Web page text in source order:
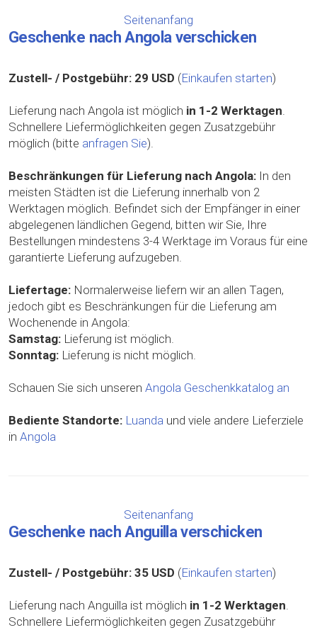
Seitenanfang
Geschenke nach Angola verschicken
Zustell- / Postgebühr: 29 USD (Einkaufen starten)
Lieferung nach Angola ist möglich in 1-2 Werktagen.
Schnellere Liefermöglichkeiten gegen Zusatzgebühr
möglich (bitte anfragen Sie).
Beschränkungen für Lieferung nach Angola: In den
meisten Städten ist die Lieferung innerhalb von 2
Werktagen möglich. Befindet sich der Empfänger in einer
abgelegenen ländlichen Gegend, bitten wir Sie, Ihre
Bestellungen mindestens 3-4 Werktage im Voraus für eine
garantierte Lieferung aufzugeben.
Liefertage: Normalerweise liefern wir an allen Tagen,
jedoch gibt es Beschränkungen für die Lieferung am
Wochenende in Angola:
Samstag: Lieferung ist möglich.
Sonntag: Lieferung is nicht möglich.
Schauen Sie sich unseren Angola Geschenkkatalog an
Bediente Standorte: Luanda und viele andere Lieferziele
in Angola
Seitenanfang
Geschenke nach Anguilla verschicken
Zustell- / Postgebühr: 35 USD (Einkaufen starten)
Lieferung nach Anguilla ist möglich in 1-2 Werktagen.
Schnellere Liefermöglichkeiten gegen Zusatzgebühr